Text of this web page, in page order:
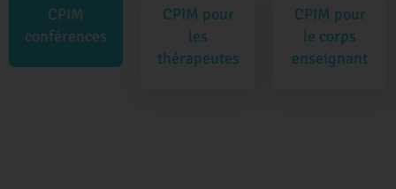
CPIM
conférences
CPIM pour
les
thérapeutes
CPIM pour
le corps
enseignant